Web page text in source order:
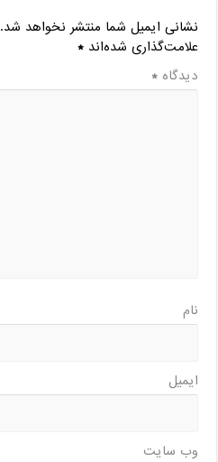
نشانی ایمیل شما منتشر نخواهد شد.
علامت‌گذاری شده‌اند*
دیدگاه*
نام
ایمیل
وب‌ سایت